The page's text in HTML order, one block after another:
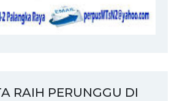
RAIH PERUNGGU DI